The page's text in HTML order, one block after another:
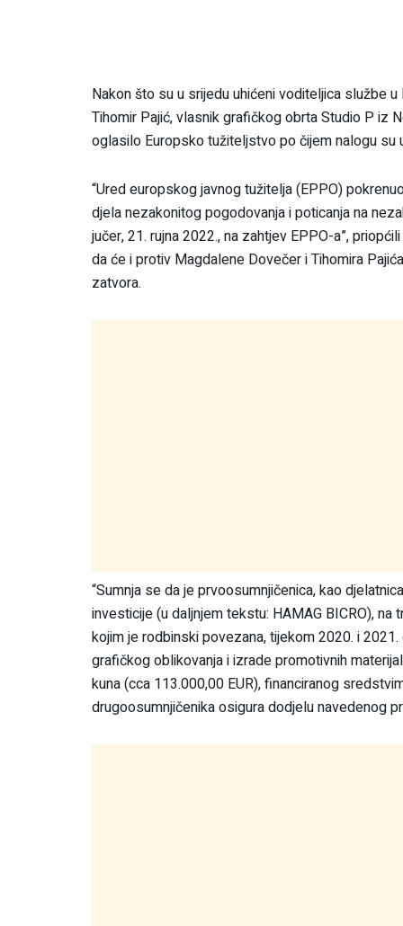
Nakon što su u srijedu uhićeni voditeljica službe
Tihomir Pajić, vlasnik grafičkog obrta Studio P iz
oglasilo Europsko tužiteljstvo po čijem nalogu su
“Ured europskog javnog tužitelja (EPPO)
djela nezakonitog pogodovanja i poticanja na
jučer, 21. rujna 2022., na zahtjev EPPO-a”,
da će i protiv Magdalene Dovečer i Tihomira
zatvora.
“Sumnja se da je prvoosumnjičenica, kao
investicije (u daljnjem tekstu: HAMAG BICRO),
kojim je rodbinski povezana, tijekom 2020. i
grafičkog oblikovanja i izrade promotivnih
kuna (cca 113.000,00 EUR), financiranog
drugoosumnjičenika osigura dodjelu navedenog